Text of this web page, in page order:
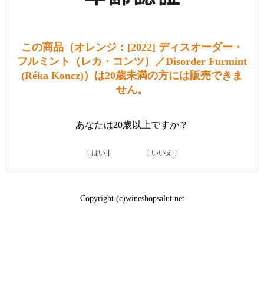
この商品（オレンジ：[2022] ディスオーダー・
フルミント（レカ・コンツ）／Disorder Furmint
(Réka Koncz)）は20歳未満の方には販売できま
せん。
あなたは20歳以上ですか？
[ はい ] [ いいえ ]
Copyright (c)wineshopsalut.net